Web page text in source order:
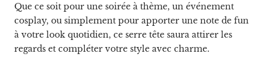
Que ce soit pour une soirée à thème, un événement
cosplay, ou simplement pour apporter une note de fun
à votre look quotidien, ce serre tête saura attirer les
regards et compléter votre style avec charme.